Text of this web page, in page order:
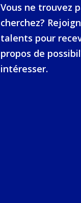
Vous ne trouvez
cherchez?
talents pour
propos de
intéresser.